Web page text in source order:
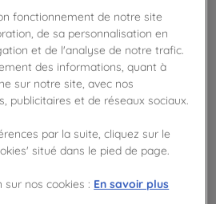
de fidélité !
Privilège
fonctionnement de notre site
de sa personnalisation en
et de l'analyse de notre trafic.
des informations, quant à
sur notre site, avec nos
publicitaires et de réseaux sociaux.
par la suite, cliquez sur le
situé dans le pied de page.
sur nos cookies : En savoir plus